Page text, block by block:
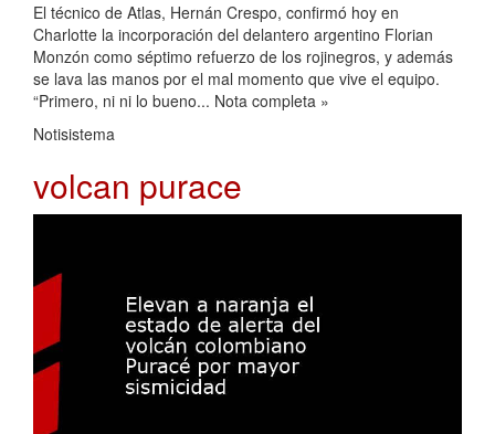
El técnico de Atlas, Hernán Crespo, confirmó hoy en
Charlotte la incorporación del delantero argentino Florian
Monzón como séptimo refuerzo de los rojinegros, y además
se lava las manos por el mal momento que vive el equipo.
“Primero, ni ni lo bueno... Nota completa »
Notisistema
volcan purace